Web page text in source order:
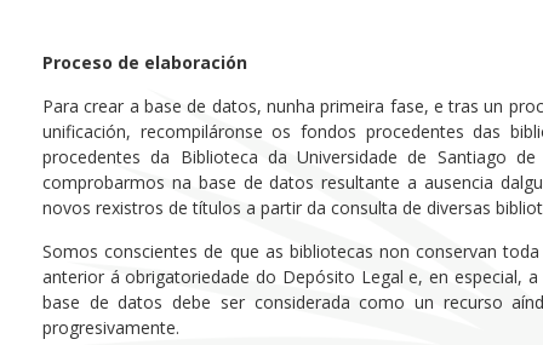
Proceso de elaboración
Para crear a base de datos, nunha primeira fase, e tras un
unificación, recompiláronse os fondos procedentes das
procedentes da Biblioteca da Universidade de Santiago
comprobarmos na base de datos resultante a ausencia
novos rexistros de títulos a partir da consulta de diversas
Somos conscientes de que as bibliotecas non conservan
anterior á obrigatoriedade do Depósito Legal e, en especial,
base de datos debe ser considerada como un recurso
progresivamente.